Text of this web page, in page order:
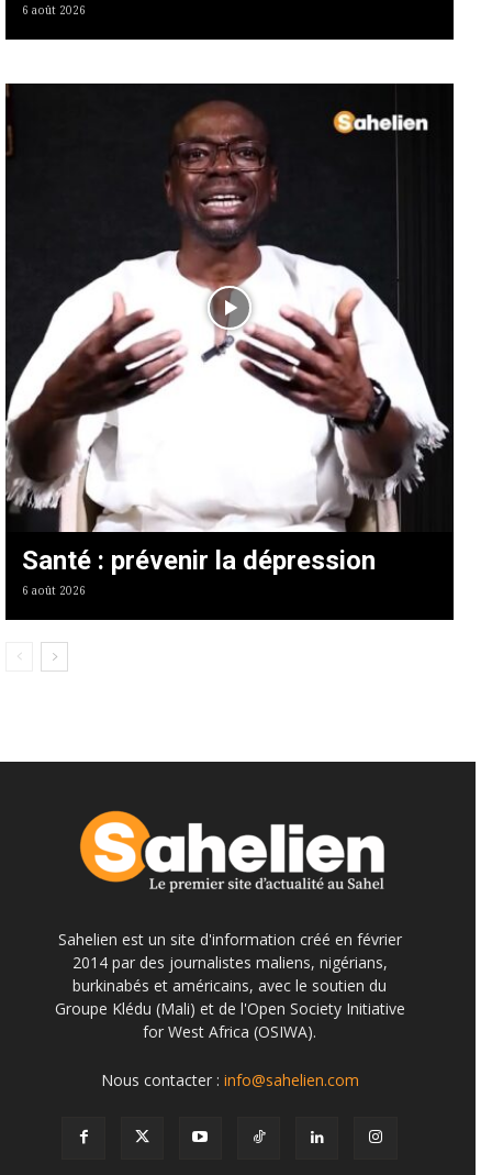
6 août 2026
Santé : prévenir la dépression
6 août 2026
Sahelien est un site d'information créé en février
2014 par des journalistes maliens, nigérians,
burkinabés et américains, avec le soutien du
Groupe Klédu (Mali) et de l'Open Society Initiative
for West Africa (OSIWA).
Nous contacter : info@sahelien.com